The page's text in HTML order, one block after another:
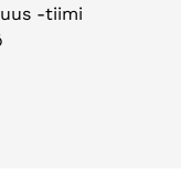
-tiimi